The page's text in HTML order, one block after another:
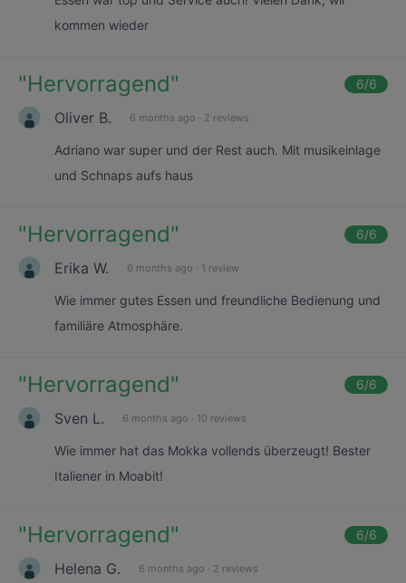
kommen wieder
"Hervorragend" 6/6
Oliver B. 6 months ago · 2 reviews
Adriano war super und der Rest auch. Mit musikeinlage
und Schnaps aufs haus
"Hervorragend" 6/6
Erika W. 6 months ago · 1 review
Wie immer gutes Essen und freundliche Bedienung und
familiäre Atmosphäre.
"Hervorragend" 6/6
Sven L. 6 months ago · 10 reviews
Wie immer hat das Mokka vollends überzeugt! Bester
Italiener in Moabit!
"Hervorragend" 6/6
Helena G. 6 months ago · 2 reviews